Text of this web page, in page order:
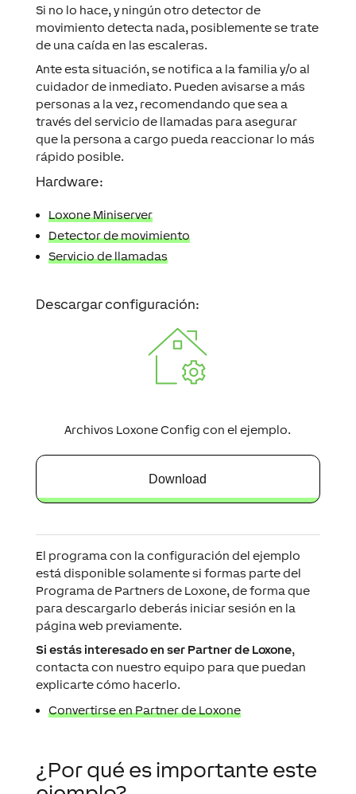
Si no lo hace, y ningún otro detector de
movimiento detecta nada, posiblemente se trate
de una caída en las escaleras.
Ante esta situación, se notifica a la familia y/o al
cuidador de inmediato. Pueden avisarse a más
personas a la vez, recomendando que sea a
través del servicio de llamadas para asegurar
que la persona a cargo pueda reaccionar lo más
rápido posible.
Hardware:
Loxone Miniserver
Detector de movimiento
Servicio de llamadas
Descargar configuración:
Archivos Loxone Config con el ejemplo.
Download
El programa con la configuración del ejemplo
está disponible solamente si formas parte del
Programa de Partners de Loxone, de forma que
para descargarlo deberás iniciar sesión en la
página web previamente.
Si estás interesado en ser Partner de Loxone,
contacta con nuestro equipo para que puedan
explicarte cómo hacerlo.
Convertirse en Partner de Loxone
¿Por qué es importante este